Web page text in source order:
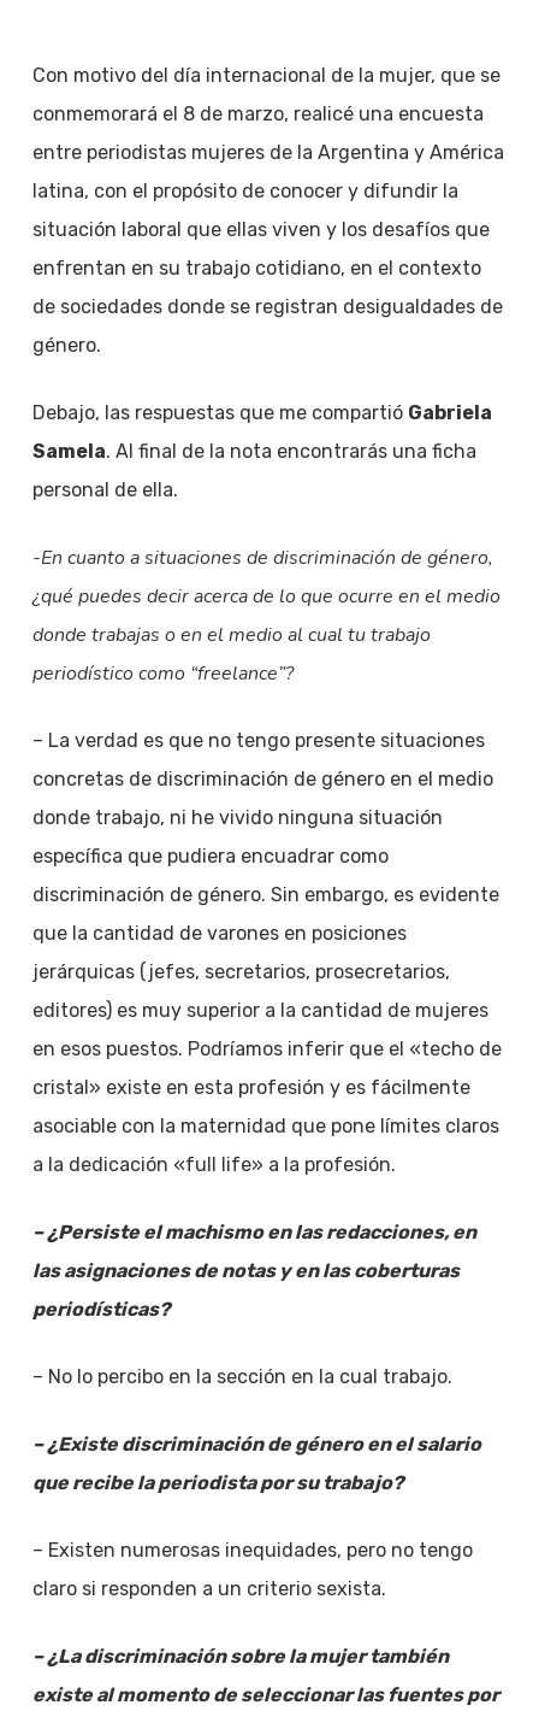
Con motivo del día internacional de la mujer, que se
conmemorará el 8 de marzo, realicé una encuesta
entre periodistas mujeres de la Argentina y América
latina, con el propósito de conocer y difundir la
situación laboral que ellas viven y los desafíos que
enfrentan en su trabajo cotidiano, en el contexto
de sociedades donde se registran desigualdades de
género.
Debajo, las respuestas que me compartió Gabriela
Samela. Al final de la nota encontrarás una ficha
personal de ella.
-En cuanto a situaciones de discriminación de género,
¿qué puedes decir acerca de lo que ocurre en el medio
donde trabajas o en el medio al cual tu trabajo
periodístico como “freelance”?
– La verdad es que no tengo presente situaciones
concretas de discriminación de género en el medio
donde trabajo, ni he vivido ninguna situación
específica que pudiera encuadrar como
discriminación de género. Sin embargo, es evidente
que la cantidad de varones en posiciones
jerárquicas (jefes, secretarios, prosecretarios,
editores) es muy superior a la cantidad de mujeres
en esos puestos. Podríamos inferir que el «techo de
cristal» existe en esta profesión y es fácilmente
asociable con la maternidad que pone límites claros
a la dedicación «full life» a la profesión.
– ¿Persiste el machismo en las redacciones, en
las asignaciones de notas y en las coberturas
periodísticas?
– No lo percibo en la sección en la cual trabajo.
– ¿Existe discriminación de género en el salario
que recibe la periodista por su trabajo?
– Existen numerosas inequidades, pero no tengo
claro si responden a un criterio sexista.
– ¿La discriminación sobre la mujer también
existe al momento de seleccionar las fuentes por